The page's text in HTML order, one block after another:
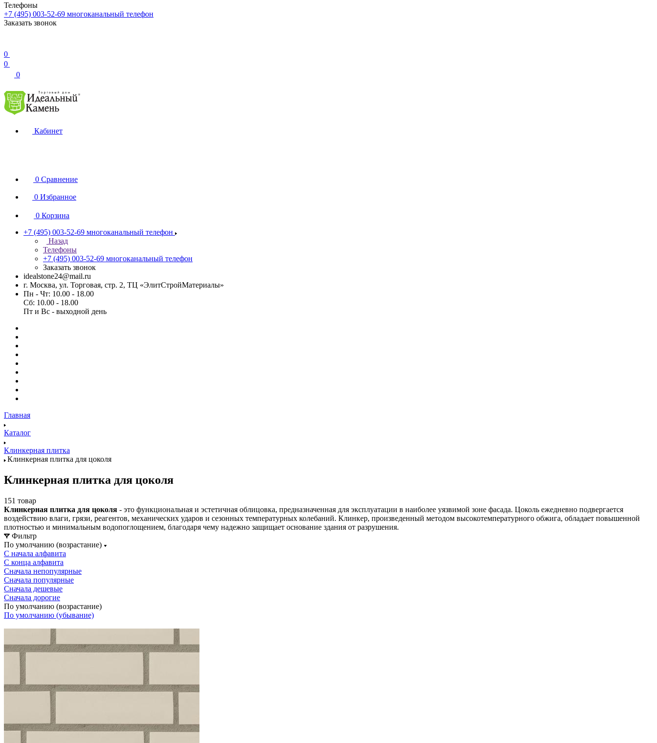
Телефоны
+7 (495) 003-52-69 многоканальный телефон
Заказать звонок
0
0
0
Кабинет
0 Сравнение
0 Избранное
0 Корзина
+7 (495) 003-52-69 многоканальный телефон
Назад
Телефоны
+7 (495) 003-52-69 многоканальный телефон
Заказать звонок
idealstone24@mail.ru
г. Москва, ул. Торговая, стр. 2, ТЦ «ЭлитСтройМатериалы»
Пн - Чт: 10.00 - 18.00
Сб: 10.00 - 18.00
Пт и Вс - выходной день
Главная
Каталог
Клинкерная плитка
Клинкерная плитка для цоколя
Клинкерная плитка для цоколя
151 товар
Клинкерная плитка для цоколя - это функциональная и эстетичная облицовка, предназначенная для эксплуатации в наиболее уязвимой зоне фасада. Цоколь ежедневно подвергается
воздействию влаги, грязи, реагентов, механических ударов и сезонных температурных колебаний. Клинкер, произведенный методом высокотемпературного обжига, обладает повышенной
плотностью и минимальным водопоглощением, благодаря чему надежно защищает основание здания от разрушения.
Фильтр
По умолчанию (возрастание)
С начала алфавита
С конца алфавита
Сначала непопулярные
Сначала популярные
Сначала дешевые
Сначала дорогие
По умолчанию (возрастание)
По умолчанию (убывание)